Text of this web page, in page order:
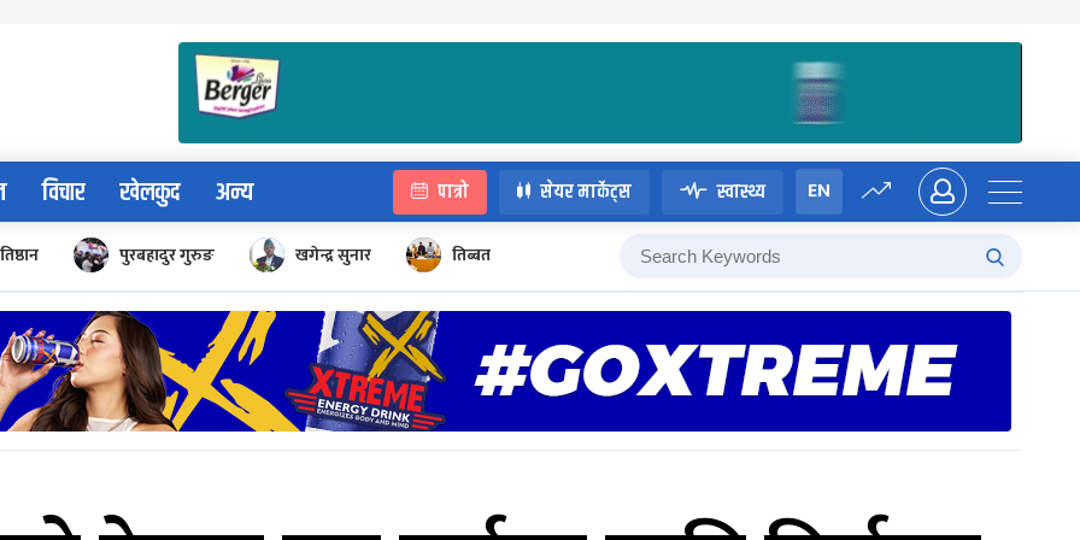
विचार खेलकुद अन्य पात्रो सेयर मार्केट्स स्वास्थ्य EN
पुरबहादुर गुरुङ खगेन्द्र सुनार तिब्बत